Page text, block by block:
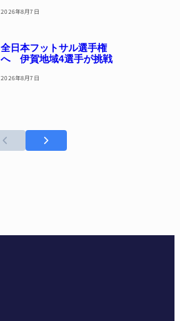
2026年8月7日
全日本フットサル選手権
へ 伊賀地域4選手が挑戦
2026年8月7日